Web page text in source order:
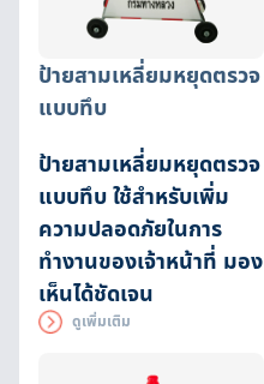
ป้ายสามเหลี่ยมหยุดตรวจ
แบบทึบ
ป้ายสามเหลี่ยมหยุดตรวจ
แบบทึบ ใช้สำหรับเพิ่ม
ความปลอดภัยในการ
ทำงานของเจ้าหน้าที่ มอง
เห็นได้ชัดเจน
ดูเพิ่มเติม